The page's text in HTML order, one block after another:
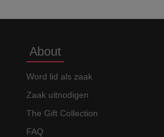
About
Word lid als zaak
Zaak uitnodigen
The Gift Collection
FAQ